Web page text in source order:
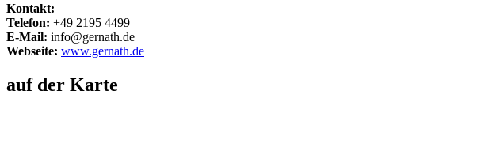
Kontakt:
Telefon: +49 2195 4499
E-Mail: info@gernath.de
Webseite: www.gernath.de
auf der Karte